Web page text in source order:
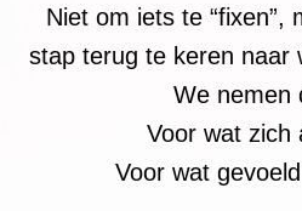
Niet om iets te “fixen”,
stap terug te keren naar
We nemen
Voor wat zich
Voor wat